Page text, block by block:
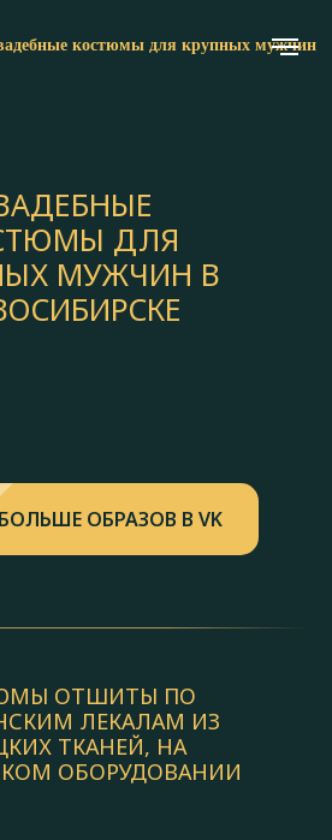
костюмы для крупных мужчин
ДЛЯ
МУЖЧИН В
ОБРАЗОВ В VK
ОТШИТЫ ПО
ЛЕКАЛАМ ИЗ
ТКАНЕЙ, НА
ОБОРУДОВАНИИ